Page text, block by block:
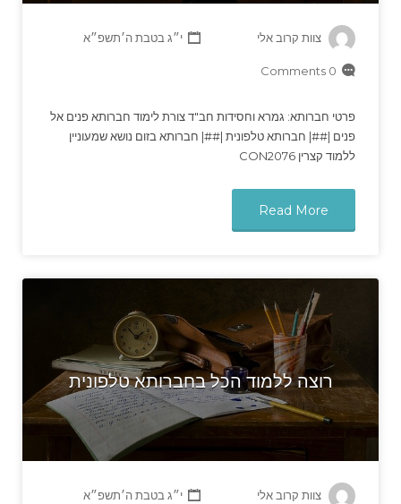
צוות קרוב אלי י״ג בטבת ה׳תשפ״א
0 Comments
פרטי חברותא: גמרא וחסידות חב"ד צורת לימוד חברותא פנים אל
פנים |##| חברותא טלפונית |##| חברותא בזום נושא שמעוניין
ללמוד קצרין CON2076
Read More
רוצה ללמוד הכל בחברותא טלפונית
צוות קרוב אלי י״ג בטבת ה׳תשפ״א